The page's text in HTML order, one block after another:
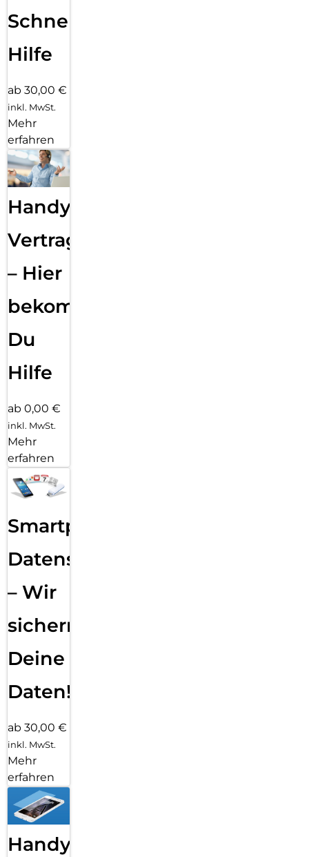
Schnelle
Hilfe
ab 30,00 €
inkl. MwSt.
Mehr
erfahren
Handy
Vertragsabwicklung
– Hier
bekommst
Du
Hilfe
ab 0,00 €
inkl. MwSt.
Mehr
erfahren
Smartphone
Datensicherung
– Wir
sichern
Deine
Daten!
ab 30,00 €
inkl. MwSt.
Mehr
erfahren
Handy